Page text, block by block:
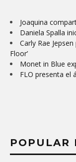
Joaquina
Daniela Spalla
Carly Rae
Floor’
Monet in Blue
FLO presenta el
POPULAR